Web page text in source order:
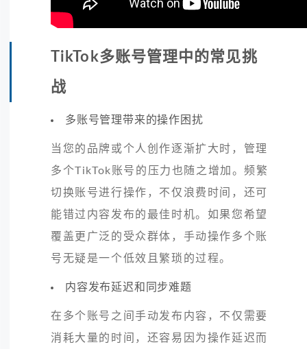
TikTok多账号管理中的常见挑
战
多账号管理带来的操作困扰
当您的品牌或个人创作逐渐扩大时，管理
多个TikTok账号的压力也随之增加。频繁
切换账号进行操作，不仅浪费时间，还可
能错过内容发布的最佳时机。如果您希望
覆盖更广泛的受众群体，手动操作多个账
号无疑是一个低效且繁琐的过程。
内容发布延迟和同步难题
在多个账号之间手动发布内容，不仅需要
消耗大量的时间，还容易因为操作延迟而